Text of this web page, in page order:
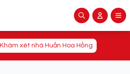
Khám xét nhà Huấn Hoa Hồng